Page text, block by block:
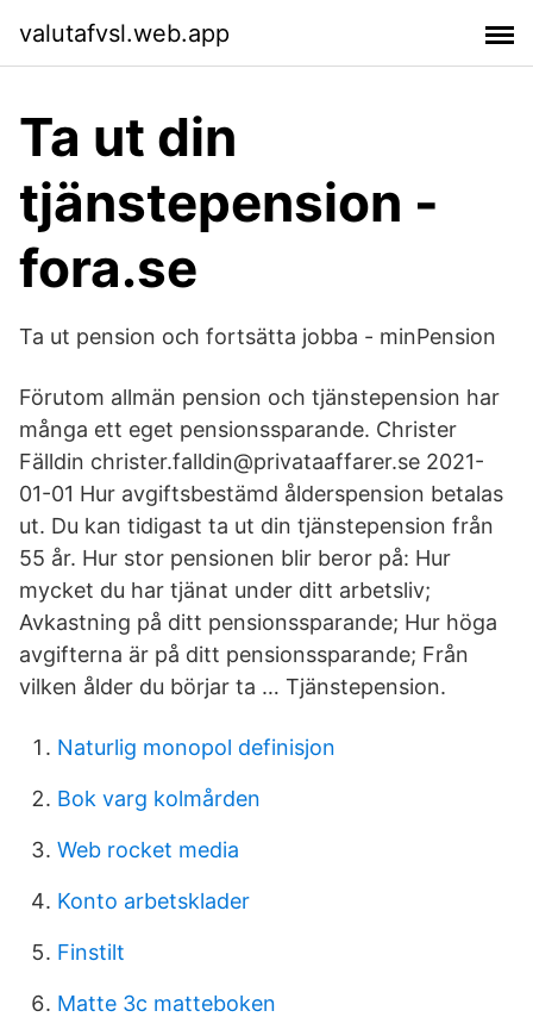
valutafvsl.web.app
Ta ut din
tjänstepension -
fora.se
Ta ut pension och fortsätta jobba - minPension
Förutom allmän pension och tjänstepension har
många ett eget pensionssparande. Christer
Fälldin christer.falldin@privataaffarer.se 2021-
01-01 Hur avgiftsbestämd ålderspension betalas
ut. Du kan tidigast ta ut din tjänstepension från
55 år. Hur stor pensionen blir beror på: Hur
mycket du har tjänat under ditt arbetsliv;
Avkastning på ditt pensionssparande; Hur höga
avgifterna är på ditt pensionssparande; Från
vilken ålder du börjar ta … Tjänstepension.
Naturlig monopol definisjon
Bok varg kolmården
Web rocket media
Konto arbetsklader
Finstilt
Matte 3c matteboken